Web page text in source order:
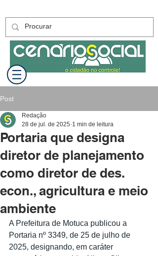
Post
Portaria que designa
diretor de planejamento
como diretor de des.
econ., agricultura e meio
ambiente
Redação
28 de jul. de 2025 1 min de leitura
A Prefeitura de Motuca publicou a
Portaria nº 3349, de 25 de julho de
2025, designando, em caráter